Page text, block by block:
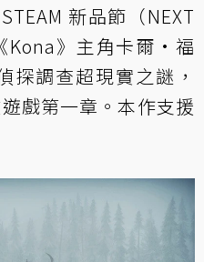
新品節（NEXT
Kona》主角卡爾·福
探調查超現實之謎，
戲第一章。本作支援